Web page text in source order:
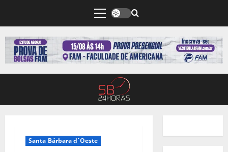
Santa Bárbara d´Oeste